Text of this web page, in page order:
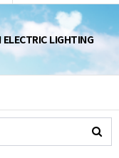
ELECTRIC LIGHTING